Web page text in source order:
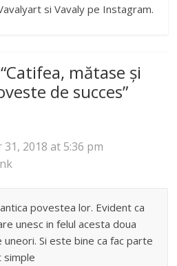
si Vavaly pe Instagram.
Catifea, mătase și
de succes”
2018 at 5:36 pm
povestea lor. Evident ca
unesc in felul acesta doua
Si este bine ca fac parte
simple